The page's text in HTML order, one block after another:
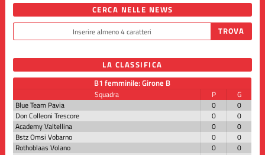
CERCA NELLE NEWS
LA CLASSIFICA
B1 femminile: Girone B
Squadra P
G
Blue Team Pavia
0
0
Don Colleoni Trescore
0
0
Academy Valtellina
0
0
Bstz Omsi Vobarno
0
0
Rothoblaas Volano
0
0